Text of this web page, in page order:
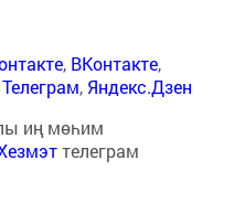
, ВКонтакте,
Телеграм, Яндекс.Дзен
иң мөһим
телеграм